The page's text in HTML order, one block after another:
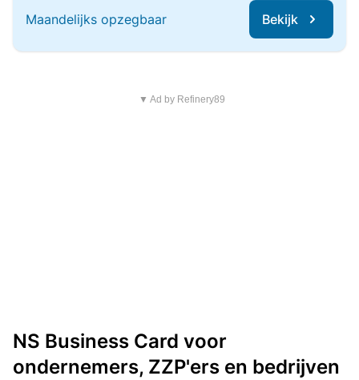
Maandelijks opzegbaar Bekijk
▼ Ad by Refinery89
NS Business Card voor
ondernemers, ZZP'ers en bedrijven